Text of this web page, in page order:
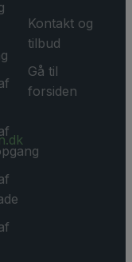
Kontakt og
tilbud
Gå til
forsiden